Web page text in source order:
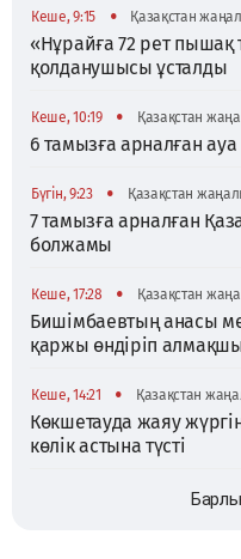
Кеше, 9:15 • Қазақстан
«Нұрайға 72 рет пышақ
қолданушысы ұсталды
Кеше, 10:19 • Қазақстан
6 тамызға арналған
Бүгін, 9:23 • Қазақстан
7 тамызға арналған
болжамы
Кеше, 17:28 • Қазақстан
Бишімбаевтың анасы
қаржы өндіріп
Кеше, 14:21 • Қазақстан
Көкшетауда жаяу
көлік астына түсті